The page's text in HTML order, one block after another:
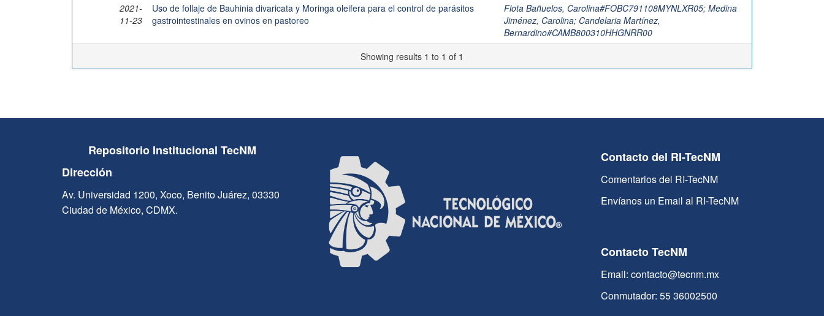
2021-
11-23
Uso de follaje de Bauhinia divaricata y Moringa oleifera para el control de parásitos
gastrointestinales en ovinos en pastoreo
Flota Bañuelos, Carolina#FOBC791108MYNLXR05; Medina
Jiménez, Carolina; Candelaria Martínez,
Bernardino#CAMB800310HHGNRR00
Showing results 1 to 1 of 1
Repositorio Institucional TecNM
Dirección
Av. Universidad 1200, Xoco, Benito Juárez, 03330
Ciudad de México, CDMX.
Contacto del RI-TecNM
Comentarios del RI-TecNM
Envíanos un Email al RI-TecNM
Contacto TecNM
Email: contacto@tecnm.mx
Conmutador: 55 36002500